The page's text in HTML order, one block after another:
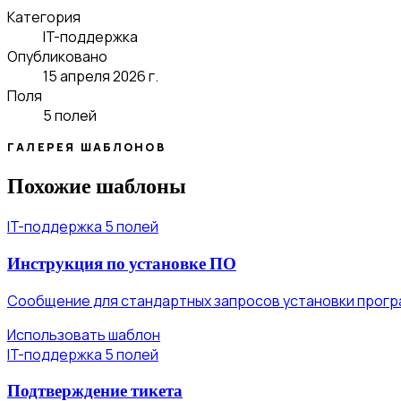
Категория
IT-поддержка
Опубликовано
15 апреля 2026 г.
Поля
5 полей
ГАЛЕРЕЯ ШАБЛОНОВ
Похожие шаблоны
IT-поддержка 5 полей
Инструкция по установке ПО
Сообщение для стандартных запросов установки
Использовать шаблон
IT-поддержка 5 полей
Подтверждение тикета